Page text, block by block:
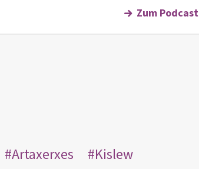
Zum Podcast
Artaxerxes
Kislew